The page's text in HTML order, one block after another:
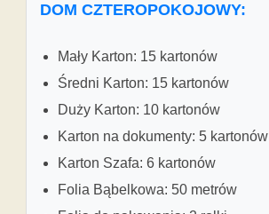
DOM CZTEROPOKOJOWY:
Mały Karton: 15 kartonów
Średni Karton: 15 kartonów
Duży Karton: 10 kartonów
Karton na dokumenty: 5 kartonów
Karton Szafa: 6 kartonów
Folia Bąbelkowa: 50 metrów